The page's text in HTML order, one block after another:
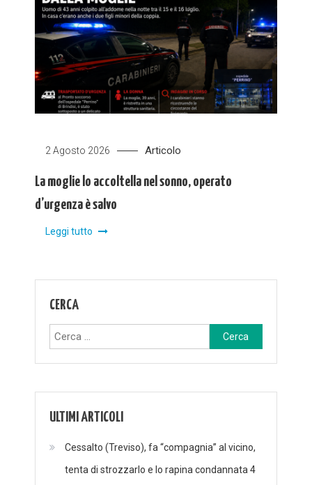
2 Agosto 2026 Articolo
La moglie lo accoltella nel sonno, operato
d’urgenza è salvo
Leggi tutto
CERCA
Ricerca
per:
ULTIMI ARTICOLI
Cessalto (Treviso), fa “compagnia” al vicino,
tenta di strozzarlo e lo rapina condannata 4